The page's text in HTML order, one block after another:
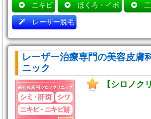
ニキビ ほくろ・イボ
レーザー脱毛
レーザー治療専門の美容皮膚
ニック
【シロノク